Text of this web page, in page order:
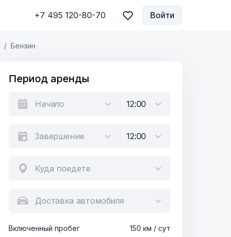
+7 495 120-80-70 Войти
Бензин
Период аренды
Куда поедете
Доставка автомобиля
Включенный пробег
150 км / сут